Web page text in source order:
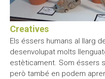
Creatives
Els éssers humans al llarg
desenvolupat molts
estèticament. Som éssers
però també en podem